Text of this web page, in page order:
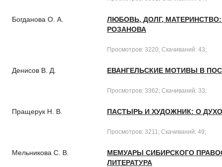
Богданова О. А.
ЛЮБОВЬ, ДОЛГ,
РОЗАНОВА
Просмотров: 3220; Скачиваний: 43;
Денисов В. Д. ЕВАНГЕЛЬСКИЕ МОТИВЫ В
Просмотров: 3362; Скачиваний: 33;
Пращерук Н. В. ПАСТЫРЬ И ХУДОЖНИК: О
Просмотров: 3211; Скачиваний: 49;
Мельникова С. В.
МЕМУАРЫ СИБИРСКОГО
ЛИТЕРАТУРА